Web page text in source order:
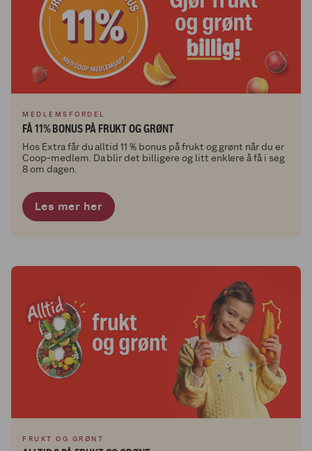
MEDLEMSFORDEL
FÅ 11% BONUS PÅ FRUKT OG GRØNT
Hos Extra får du alltid 11 % bonus på frukt og grønt når du er
Coop-medlem. Da blir det billigere og litt enklere å få i seg
8 om dagen.
Les mer her
FRUKT OG GRØNT